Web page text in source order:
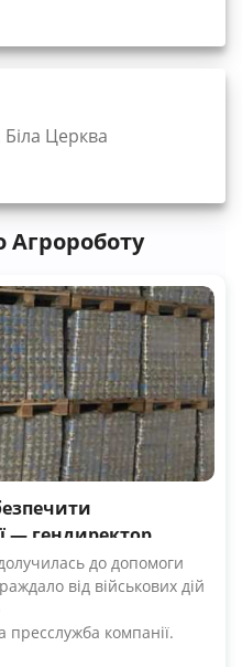
Церква
Агророботу
до допомоги
від військових дій
компанії.